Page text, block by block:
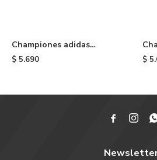
Championes adidas
Campus 00S De Niño -
$ 5.690 $
 